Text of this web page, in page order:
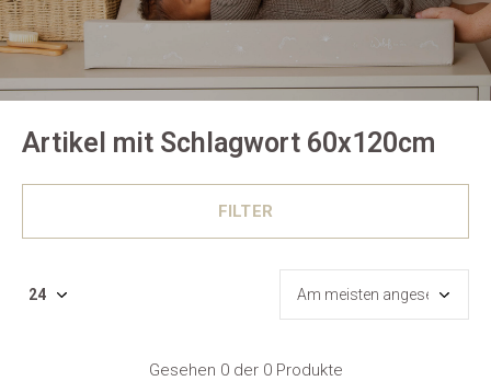
Artikel mit Schlagwort 60x120cm
FILTER
Gesehen 0 der 0 Produkte